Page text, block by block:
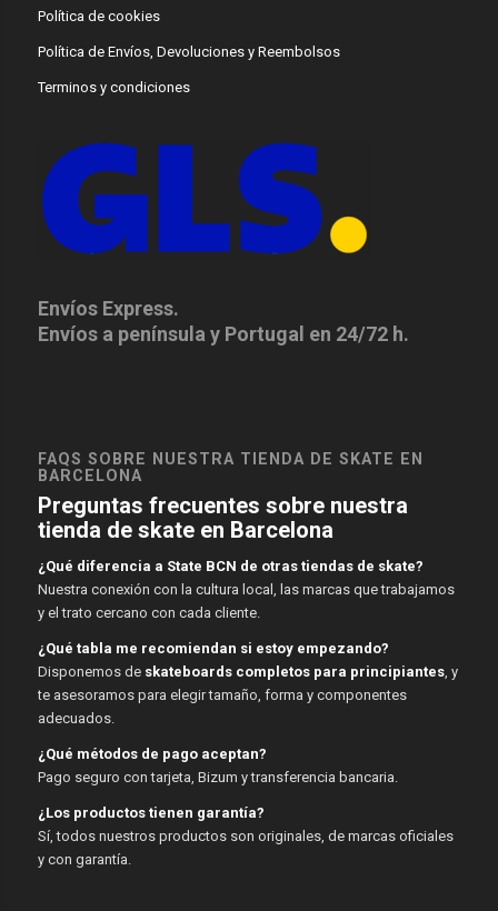
Política de cookies
Política de Envíos, Devoluciones y Reembolsos
Terminos y condiciones
Envíos Express.
Envíos a península y Portugal en 24/72 h.
FAQS SOBRE NUESTRA TIENDA DE SKATE EN
BARCELONA
Preguntas frecuentes sobre nuestra
tienda de skate en Barcelona
¿Qué diferencia a State BCN de otras tiendas de skate?
Nuestra conexión con la cultura local, las marcas que trabajamos
y el trato cercano con cada cliente.
¿Qué tabla me recomiendan si estoy empezando?
Disponemos de skateboards completos para principiantes, y
te asesoramos para elegir tamaño, forma y componentes
adecuados.
¿Qué métodos de pago aceptan?
Pago seguro con tarjeta, Bizum y transferencia bancaria.
¿Los productos tienen garantía?
Sí, todos nuestros productos son originales, de marcas oficiales
y con garantía.